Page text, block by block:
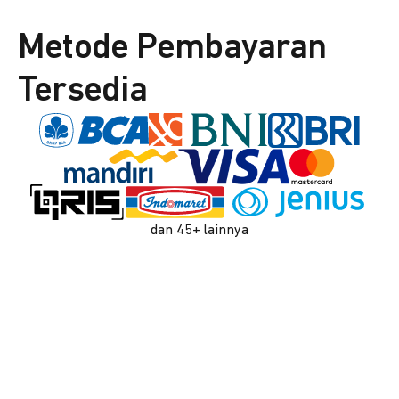
Metode Pembayaran
Tersedia
dan 45+ lainnya